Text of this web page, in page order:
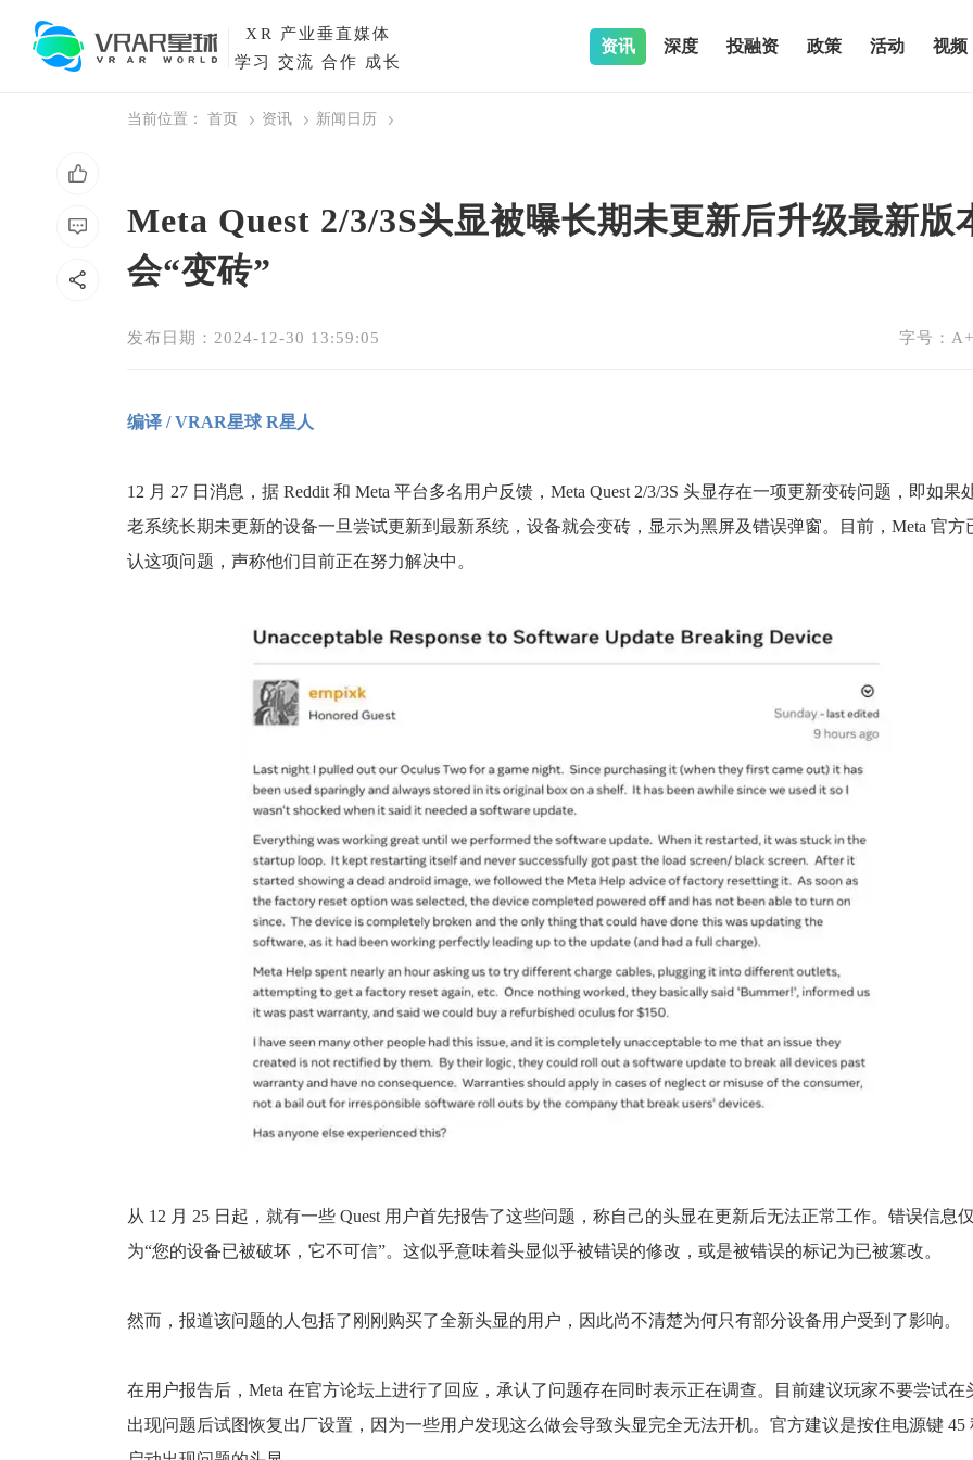
XR
产业垂直媒体
学习 交流 合作 成长
资讯 深度 投融资 政策 活动 视频
当前位置： 首页 资讯 新闻日历
Meta Quest 2/3/3S头显被曝长期未更新后升级最新版
会“变砖”
发布日期：2024-12-30 13:59:05 字号： A+
编译 / VRAR星球 R星人
12 月 27 日消息，据 Reddit 和 Meta 平台多名用户反馈，Meta Quest 2/3/3S 头显存在一项更新变砖问题，即如果
老系统长期未更新的设备一旦尝试更新到最新系统，设备就会变砖，显示为黑屏及错误弹窗。目前，Meta 官方
认这项问题，声称他们目前正在努力解决中。
从 12 月 25 日起，就有一些 Quest 用户首先报告了这些问题，称自己的头显在更新后无法正常工作。错误信息仅
为“您的设备已被破坏，它不可信”。这似乎意味着头显似乎被错误的修改，或是被错误的标记为已被篡改。
然而，报道该问题的人包括了刚刚购买了全新头显的用户，因此尚不清楚为何只有部分设备用户受到了影响。
在用户报告后，Meta 在官方论坛上进行了回应，承认了问题存在同时表示正在调查。目前建议玩家不要尝试在
出现问题后试图恢复出厂设置，因为一些用户发现这么做会导致头显完全无法开机。官方建议是按住电源键 45